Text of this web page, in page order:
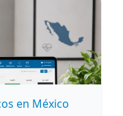
en México